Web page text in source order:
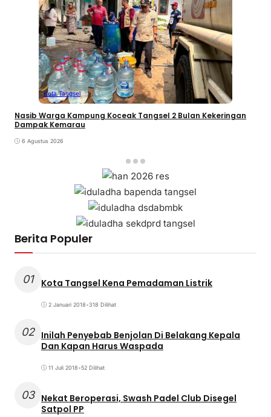
Kota Tangsel
Nasib Warga Kampung Koceak Tangsel 2 Bulan Kekeringan
Dampak Kemarau
6 Agustus 2026
Berita Populer
01 Kota Tangsel Kena Pemadaman Listrik
2 Januari 2018•318 Dilihat
02 Inilah Penyebab Benjolan Di Belakang Kepala
Dan Kapan Harus Waspada
11 Juli 2018•52 Dilihat
03 Nekat Beroperasi, Swash Padel Club Disegel
Satpol PP